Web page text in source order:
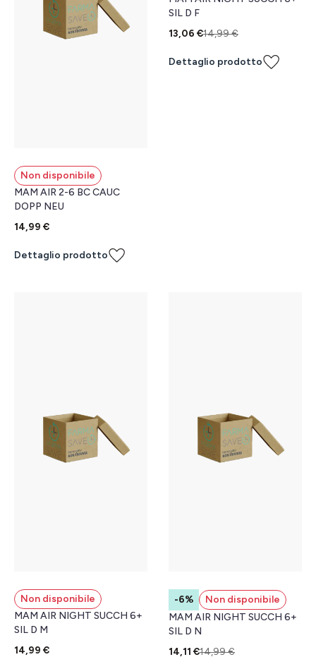
Non disponibile
MAM AIR 2-6 BC CAUC
DOPP NEU
14,99 €
Dettaglio prodotto
SIL D F
13,06 €14,99 €
Dettaglio prodotto
Non disponibile
MAM AIR NIGHT SUCCH 6+
SIL D M
14,99 €
-6%
Non disponibile
MAM AIR NIGHT SUCCH 6+
SIL D N
14,11 €14,99 €